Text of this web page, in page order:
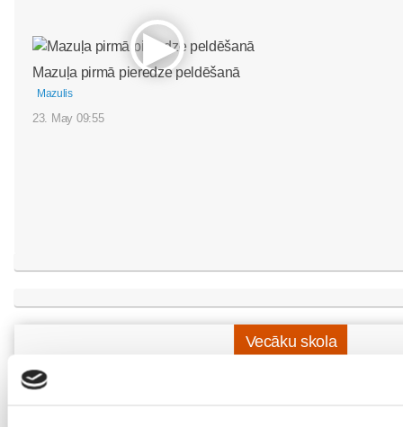
Mazuļa pirmā pieredze peldēšanā
Mazulis
23. May 09:55
Vecāku skola
Grūtnieču masāža, pēcdzemdību masāža, ķermeņa
masāžas speciālistes Olgas Gerasimenko